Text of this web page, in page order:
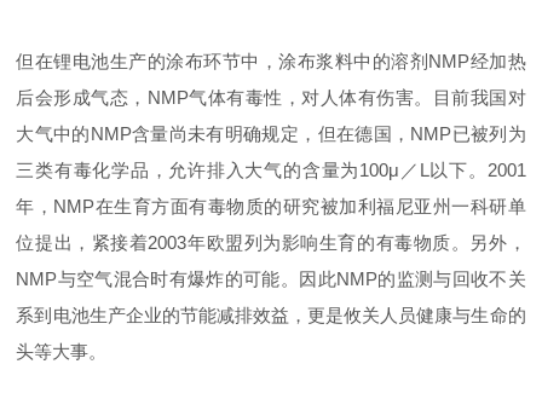
但在锂电池生产的涂布环节中，涂布浆料中的溶剂NMP经加热
后会形成气态，NMP气体有毒性，对人体有伤害。目前我国对
大气中的NMP含量尚未有明确规定，但在德国，NMP已被列为
三类有毒化学品，允许排入大气的含量为100μ／L以下。2001
年，NMP在生育方面有毒物质的研究被加利福尼亚州一科研单
位提出，紧接着2003年欧盟列为影响生育的有毒物质。另外，
NMP与空气混合时有爆炸的可能。因此NMP的监测与回收不关
系到电池生产企业的节能减排效益，更是攸关人员健康与生命的
头等大事。